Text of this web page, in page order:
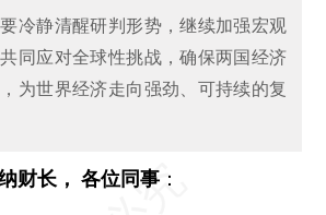
冷静清醒研判形势，继续加强宏观
同应对全球性挑战，确保两国经济
为世界经济走向强劲、可持续的复
财长， 各位同事 ：